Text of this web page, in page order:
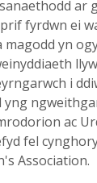
ar
fyrdwn ei
magodd yn
i
yng
ac
fel
Association.